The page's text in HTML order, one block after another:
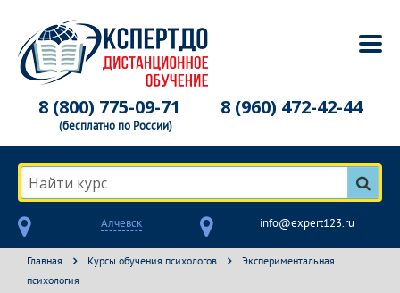
8 (800) 775-09-71
(бесплатно по России)
8 (960) 472-42-44
Найти курс
Алчевск info@expert123.ru
Главная Курсы обучения психологов
Экспериментальная
психология